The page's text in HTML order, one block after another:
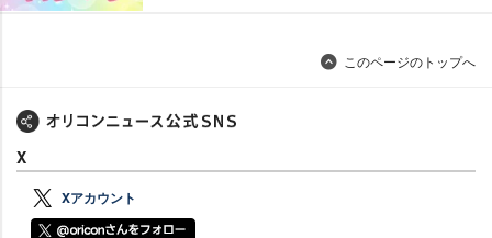
このページのトップへ
X
Xアカウント